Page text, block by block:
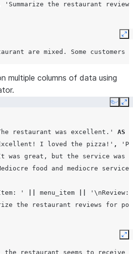
'Summarize the restaurant
are mixed. Some
multiple columns of data using
Copy
restaurant was excellent.' AS
I loved the pizza!' ,
was great, but the service was
food and mediocre service'
' menu_item
the restaurant reviews for
the restaurant seems to